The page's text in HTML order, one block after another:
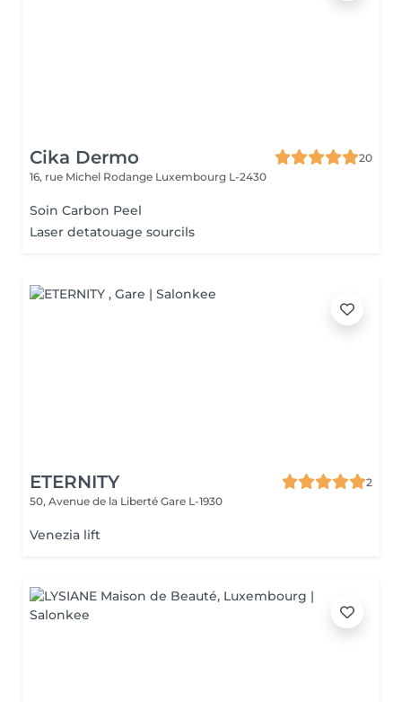
Cika Dermo
20
16, rue Michel Rodange Luxembourg L-2430
Soin Carbon Peel
Laser detatouage sourcils
ETERNITY
2
50, Avenue de la Liberté Gare L-1930
Venezia lift